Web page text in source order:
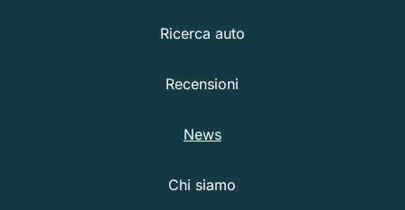
Ricerca auto
Recensioni
News
Chi siamo